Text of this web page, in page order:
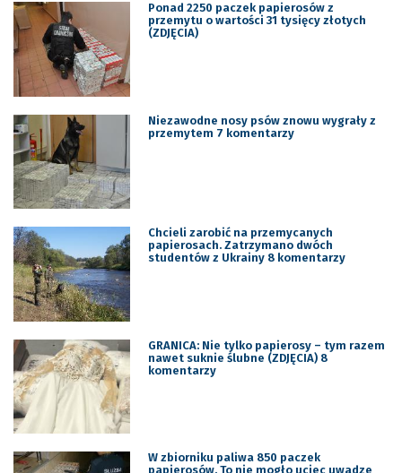
Ponad 2250 paczek papierosów z
przemytu o wartości 31 tysięcy złotych
(ZDJĘCIA)
Niezawodne nosy psów znowu wygrały z
przemytem 7 komentarzy
Chcieli zarobić na przemycanych
papierosach. Zatrzymano dwóch
studentów z Ukrainy 8 komentarzy
GRANICA: Nie tylko papierosy – tym razem
nawet suknie ślubne (ZDJĘCIA) 8
komentarzy
W zbiorniku paliwa 850 paczek
papierosów. To nie mogło uciec uwadze